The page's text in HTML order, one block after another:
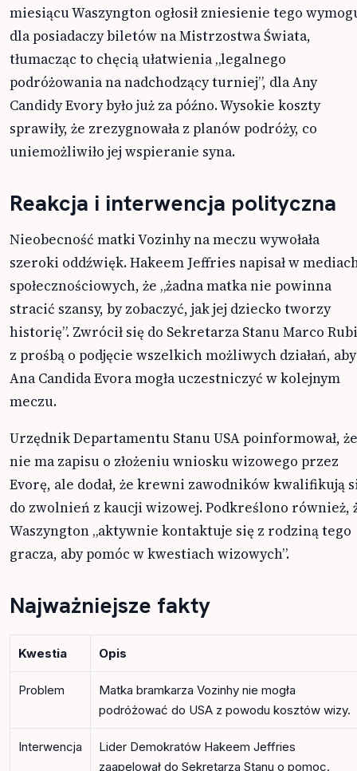
miesiącu Waszyngton ogłosił zniesienie tego
dla posiadaczy biletów na Mistrzostwa Świata,
tłumacząc to chęcią ułatwienia „legalnego
podróżowania na nadchodzący turniej”, dla Any
Candidy Evory było już za późno. Wysokie koszty
sprawiły, że zrezygnowała z planów podróży, co
uniemożliwiło jej wspieranie syna.
Reakcja i interwencja polityczna
Nieobecność matki Vozinhy na meczu wywołała
szeroki oddźwięk. Hakeem Jeffries napisał w
społecznościowych, że „żadna matka nie powinna
stracić szansy, by zobaczyć, jak jej dziecko tworzy
historię”. Zwrócił się do Sekretarza Stanu Marco
z prośbą o podjęcie wszelkich możliwych działań, aby
Ana Candida Evora mogła uczestniczyć w kolejnym
meczu.
Urzędnik Departamentu Stanu USA poinformował, że
nie ma zapisu o złożeniu wniosku wizowego przez
Evorę, ale dodał, że krewni zawodników kwalifikują
do zwolnień z kaucji wizowej. Podkreślono również,
Waszyngton „aktywnie kontaktuje się z rodziną tego
gracza, aby pomóc w kwestiach wizowych”.
Najważniejsze fakty
Kwestia Opis
Problem
Matka bramkarza Vozinhy nie mogła
podróżować do USA z powodu kosztów wizy.
Interwencja
Lider Demokratów Hakeem Jeffries
zaapelował do Sekretarza Stanu o pomoc.